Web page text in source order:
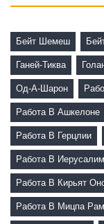
Бейт Шемеш
Ганей-Тиква
Од-А-Шарон
Работа В Ашкелоне
Работа В Герцлии
Работа В
Работа В Кирьят
Работа В Мицпа